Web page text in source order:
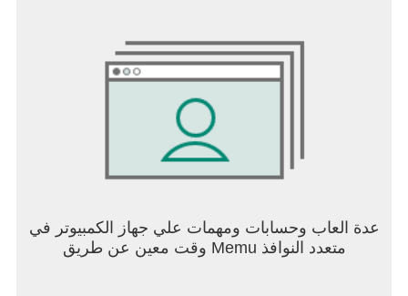
عدة العاب وحسابات ومهمات علي جهاز الكمبيوتر في
وقت معين عن طريق Memu متعدد النوافذ